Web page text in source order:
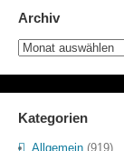
Archiv
Archiv
Kategorien
Allgemein(919)